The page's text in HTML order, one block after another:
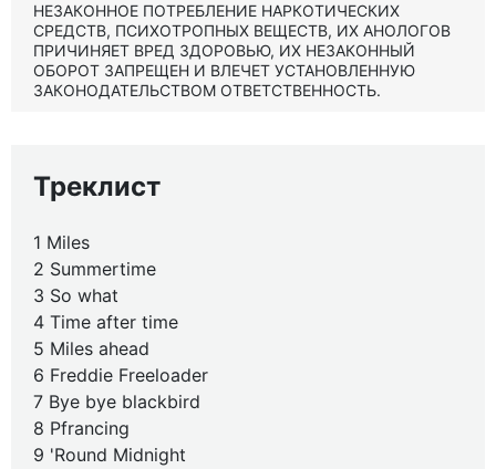
НЕЗАКОННОЕ ПОТРЕБЛЕНИЕ НАРКОТИЧЕСКИХ
СРЕДСТВ, ПСИХОТРОПНЫХ ВЕЩЕСТВ, ИХ АНОЛОГОВ
ПРИЧИНЯЕТ ВРЕД ЗДОРОВЬЮ, ИХ НЕЗАКОННЫЙ
ОБОРОТ ЗАПРЕЩЕН И ВЛЕЧЕТ УСТАНОВЛЕННУЮ
ЗАКОНОДАТЕЛЬСТВОМ ОТВЕТСТВЕННОСТЬ.
Треклист
1 Miles
2 Summertime
3 So what
4 Time after time
5 Miles ahead
6 Freddie Freeloader
7 Bye bye blackbird
8 Pfrancing
9 'Round Midnight